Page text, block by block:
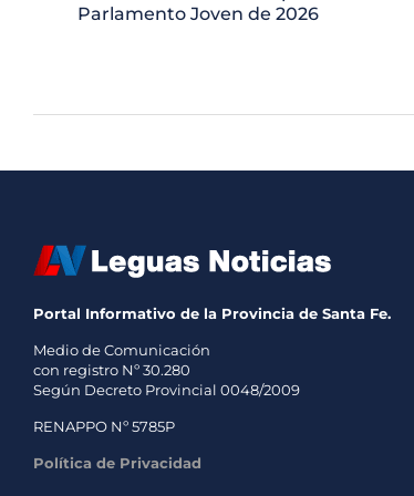
Parlamento Joven de 2026
Portal Informativo de la Provincia de Santa Fe.
Medio de Comunicación
con registro Nº 30.280
Según Decreto Provincial 0048/2009
RENAPPO Nº 5785P
Política de Privacidad